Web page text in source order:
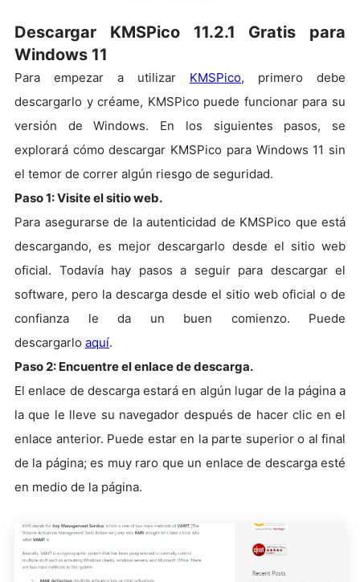
Descargar KMSPico 11.2.1 Gratis para
Windows 11
Para empezar a utilizar KMSPico, primero debe
descargarlo y créame, KMSPico puede funcionar para su
versión de Windows. En los siguientes pasos, se
explorará cómo descargar KMSPico para Windows 11 sin
el temor de correr algún riesgo de seguridad.
Paso 1: Visite el sitio web.
Para asegurarse de la autenticidad de KMSPico que está
descargando, es mejor descargarlo desde el sitio web
oficial. Todavía hay pasos a seguir para descargar el
software, pero la descarga desde el sitio web oficial o de
confianza le da un buen comienzo. Puede
descargarlo aquí.
Paso 2: Encuentre el enlace de descarga.
El enlace de descarga estará en algún lugar de la página a
la que le lleve su navegador después de hacer clic en el
enlace anterior. Puede estar en la parte superior o al final
de la página; es muy raro que un enlace de descarga esté
en medio de la página.